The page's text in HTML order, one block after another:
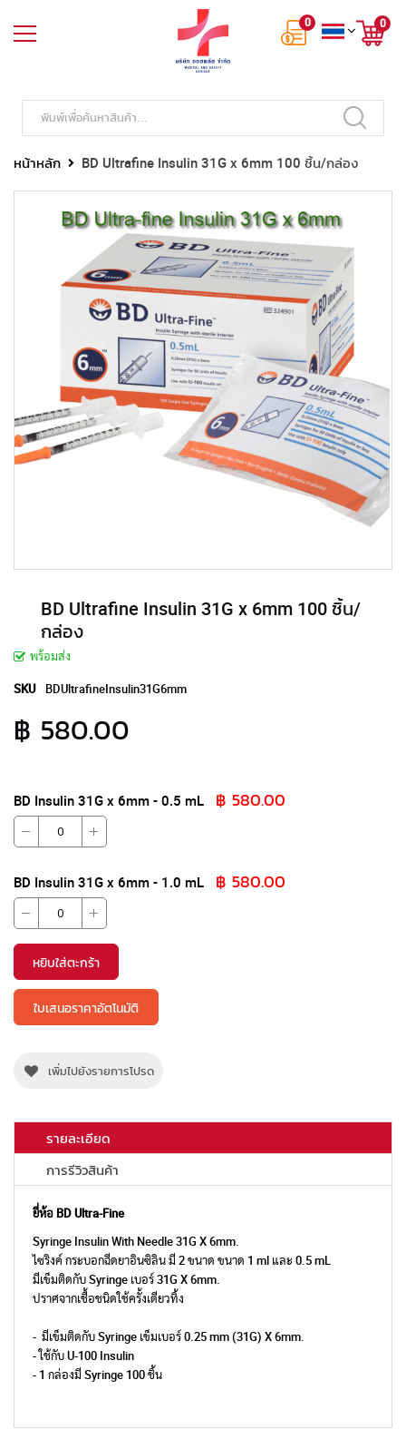
0 0
หน้าหลัก BD Ultrafine Insulin 31G x 6mm 100 ชิ้น/กล่อง
BD Ultrafine Insulin 31G x 6mm 100 ชิ้น/
กล่อง
พร้อมส่ง
SKU
BDUltrafineInsulin31G6mm
฿ 580.00
สินค้า
ที่
จัด
BD Insulin 31G x 6mm - 0.5 mL ฿ 580.00
BD Insulin 31G x 6mm - 1.0 mL ฿ 580.00
หยิบใส่ตะกร้า
ใบเสนอราคาอัตโนมัติ
เพิ่มไปยังรายการโปรด
รายละเอียด
การรีวิวสินค้า
ยี่ห้อ BD Ultra-Fine
Syringe Insulin With Needle 31G X 6mm.
ไซริงค์ กระบอกฉีดยาอินซิลิน มี 2 ขนาด ขนาด 1 ml และ 0.5 mL
มีเข็มติดกับ Syringe เบอร์ 31G X 6mm.
ปราศจากเชื้อชนิดใช้ครั้งเดียวทิ้ง
- มีเข็มติดกับ Syringe เข็มเบอร์ 0.25 mm (31G) X 6mm.
- ใช้กับ U-100 Insulin
- 1 กล่องมี Syringe 100 ชิ้น